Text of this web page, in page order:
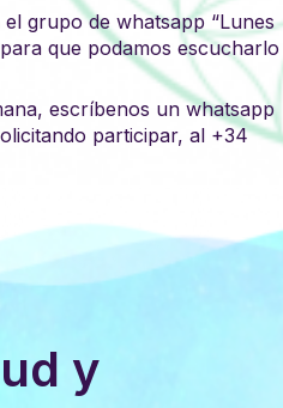
grupo de whatsapp “Lunes
que podamos escucharlo
escríbenos un whatsapp
participar, al +34
y